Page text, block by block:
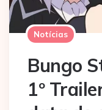
Notícias
Bungo
1º